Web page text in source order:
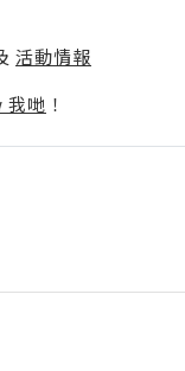
活動情報
哋 ！